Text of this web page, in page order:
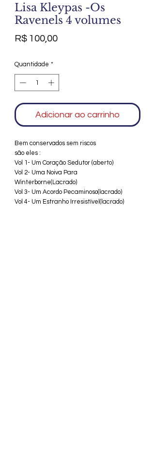
Lisa Kleypas -Os
Ravenels 4 volumes
R$ 100,00Preço
Quantidade *
Adicionar ao carrinho
Bem conservados sem riscos
são eles :
Vol 1- Um Coração Sedutor (aberto)
Vol 2- Uma Noiva Para
Winterborne(Lacrado)
Vol 3- Um Acordo Pecaminoso(lacrado)
Vol 4- Um Estranho Irresistível(lacrado)